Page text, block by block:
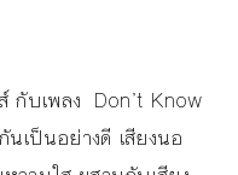
กับเพลง Don’t Know
เป็นอย่างดี เสียงนอ